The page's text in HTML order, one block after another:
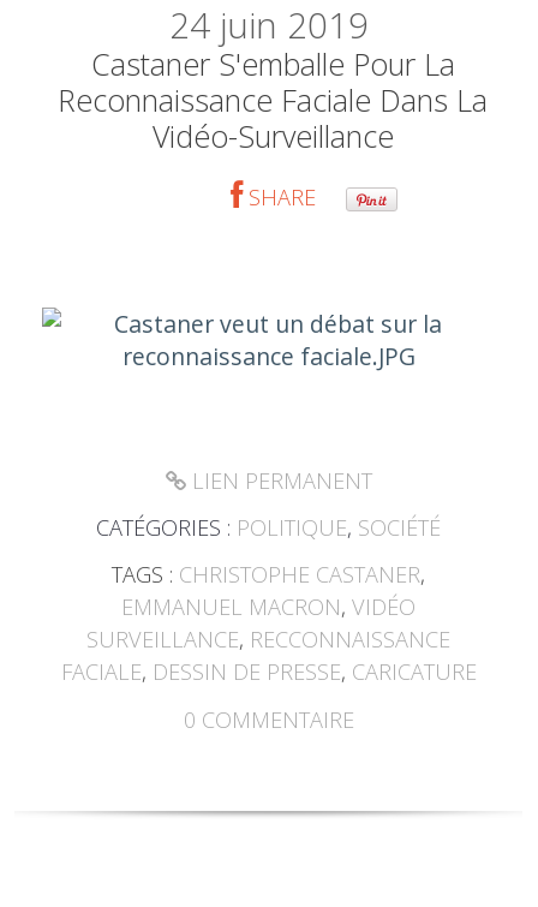
24 juin 2019
Castaner S'emballe Pour La
Reconnaissance Faciale Dans La
Vidéo-Surveillance
SHARE
LIEN PERMANENT
CATÉGORIES : POLITIQUE, SOCIÉTÉ
TAGS : CHRISTOPHE CASTANER,
EMMANUEL MACRON,VIDÉO
SURVEILLANCE, RECCONNAISSANCE
FACIALE, DESSIN DE PRESSE, CARICATURE
0 COMMENTAIRE